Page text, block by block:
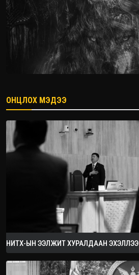
2026.08.08
ОНЦЛОХ МЭДЭЭ
НИТХ-ЫН ЭЭЛЖИТ ХУРАЛДААН ЭХЭЛЛЭЭ